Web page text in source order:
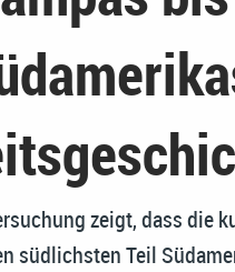
zeigt, dass die
südlichsten Teil